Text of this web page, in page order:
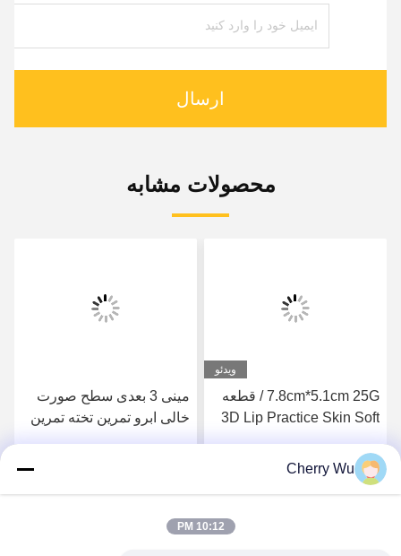
ارسال
محصولات مشابه
ویدئو
7.8cm*5.1cm 25G / قطعه
3D Lip Practice Skin Soft
بهترین قیمت را دریافت
مینی 3 بعدی سطح صورت
خالی ابرو تمرین تخته تمرین
Cherry Wu
10:12 PM